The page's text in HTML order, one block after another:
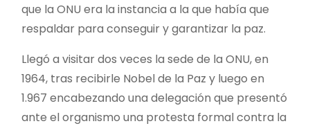
que la ONU era la instancia a la que había que
respaldar para conseguir y garantizar la paz.
Llegó a visitar dos veces la sede de la ONU, en
1964, tras recibirle Nobel de la Paz y luego en
1.967 encabezando una delegación que presentó
ante el organismo una protesta formal contra la